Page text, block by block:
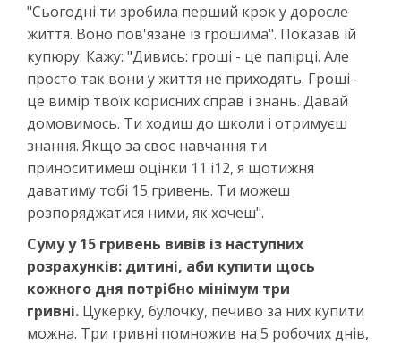
"Сьогодні ти зробила перший крок у доросле
життя. Воно пов'язане із грошима". Показав їй
купюру. Кажу: "Дивись: гроші - це папірці. Але
просто так вони у життя не приходять. Гроші -
це вимір твоїх корисних справ і знань. Давай
домовимось. Ти ходиш до школи і отримуєш
знання. Якщо за своє навчання ти
приноситимеш оцінки 11 і12, я щотижня
даватиму тобі 15 гривень. Ти можеш
розпоряджатися ними, як хочеш".
Суму у 15 гривень вивів із наступних
розрахунків: дитині, аби купити щось
кожного дня потрібно мінімум три
гривні. Цукерку, булочку, печиво за них купити
можна. Три гривні помножив на 5 робочих днів,